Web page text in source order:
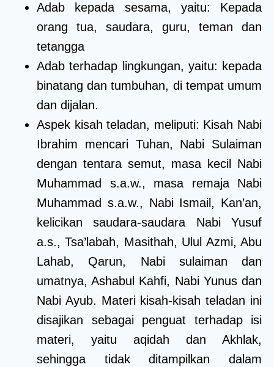
Adab kepada sesama, yaitu: Kepada
orang tua, saudara, guru, teman dan
tetangga
Adab terhadap lingkungan, yaitu: kepada
binatang dan tumbuhan, di tempat umum
dan dijalan.
Aspek kisah teladan, meliputi: Kisah Nabi
Ibrahim mencari Tuhan, Nabi Sulaiman
dengan tentara semut, masa kecil Nabi
Muhammad s.a.w., masa remaja Nabi
Muhammad s.a.w., Nabi Ismail, Kan’an,
kelicikan saudara-saudara Nabi Yusuf
a.s., Tsa’labah, Masithah, Ulul Azmi, Abu
Lahab, Qarun, Nabi sulaiman dan
umatnya, Ashabul Kahfi, Nabi Yunus dan
Nabi Ayub. Materi kisah-kisah teladan ini
disajikan sebagai penguat terhadap isi
materi, yaitu aqidah dan Akhlak,
sehingga tidak ditampilkan dalam